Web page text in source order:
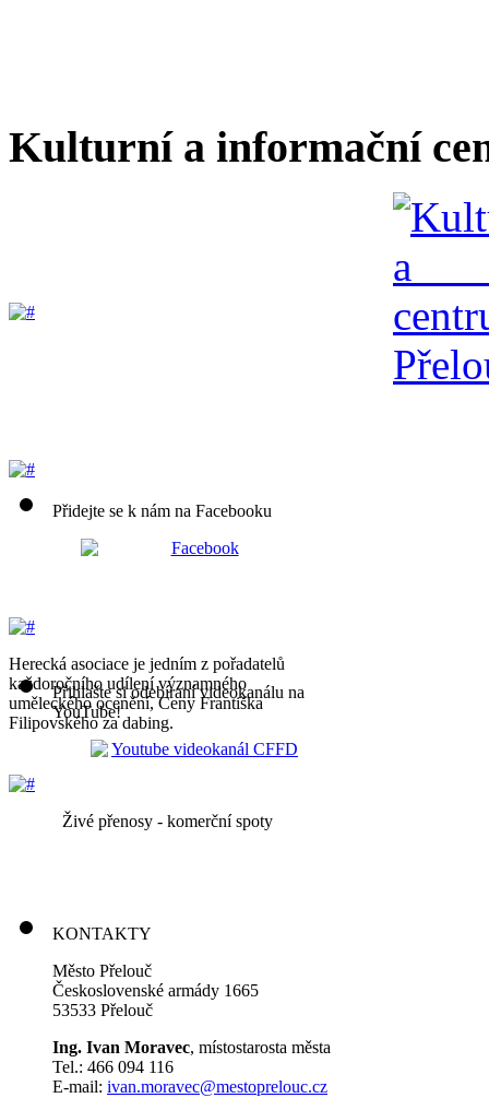
Kulturní a informační
Herecká asociace je jedním z pořadatelů
každoročního udílení významného
uměleckého ocenění, Ceny Františka
Filipovského za dabing.
Živé přenosy - komerční spoty
Přidejte se k nám na Facebooku
Přihlašte si odebíraní videokanálu na
YouTube!
KONTAKTY
Město Přelouč
Československé armády 1665
53533 Přelouč
Ing. Ivan Moravec, místostarosta města
Tel.: 466 094 116
E-mail: ivan.moravec@mestoprelouc.cz